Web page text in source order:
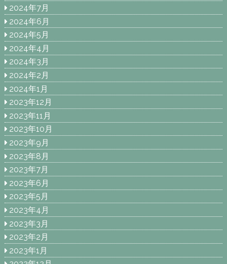
2024年7月
2024年6月
2024年5月
2024年4月
2024年3月
2024年2月
2024年1月
2023年12月
2023年11月
2023年10月
2023年9月
2023年8月
2023年7月
2023年6月
2023年5月
2023年4月
2023年3月
2023年2月
2023年1月